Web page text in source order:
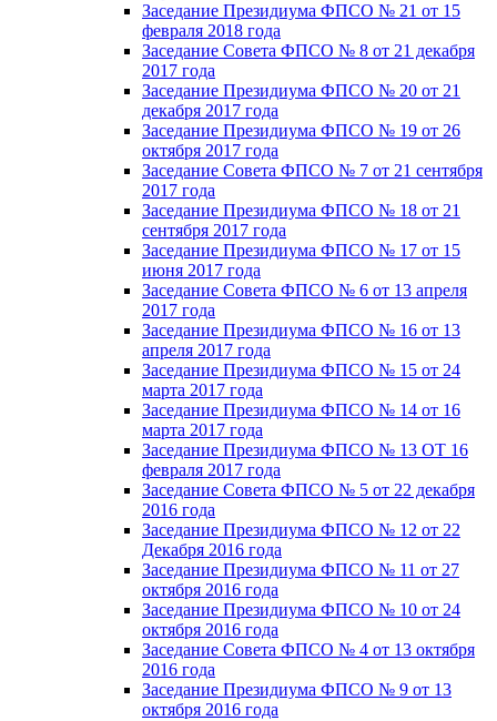
Заседание Президиума ФПСО № 21 от 15
февраля 2018 года
Заседание Совета ФПСО № 8 от 21 декабря
2017 года
Заседание Президиума ФПСО № 20 от 21
декабря 2017 года
Заседание Президиума ФПСО № 19 от 26
октября 2017 года
Заседание Совета ФПСО № 7 от 21 сентября
2017 года
Заседание Президиума ФПСО № 18 от 21
сентября 2017 года
Заседание Президиума ФПСО № 17 от 15
июня 2017 года
Заседание Совета ФПСО № 6 от 13 апреля
2017 года
Заседание Президиума ФПСО № 16 от 13
апреля 2017 года
Заседание Президиума ФПСО № 15 от 24
марта 2017 года
Заседание Президиума ФПСО № 14 от 16
марта 2017 года
Заседание Президиума ФПСО № 13 ОТ 16
февраля 2017 года
Заседание Совета ФПСО № 5 от 22 декабря
2016 года
Заседание Президиума ФПСО № 12 от 22
Декабря 2016 года
Заседание Президиума ФПСО № 11 от 27
октября 2016 года
Заседание Президиума ФПСО № 10 от 24
октября 2016 года
Заседание Совета ФПСО № 4 от 13 октября
2016 года
Заседание Президиума ФПСО № 9 от 13
октября 2016 года